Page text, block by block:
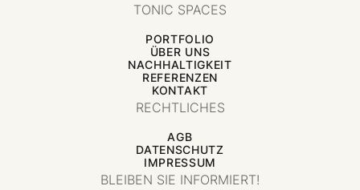
TONIC SPACES
PORTFOLIO
ÜBER UNS
NACHHALTIGKEIT
REFERENZEN
KONTAKT
RECHTLICHES
AGB
DATENSCHUTZ
IMPRESSUM
BLEIBEN SIE INFORMIERT!